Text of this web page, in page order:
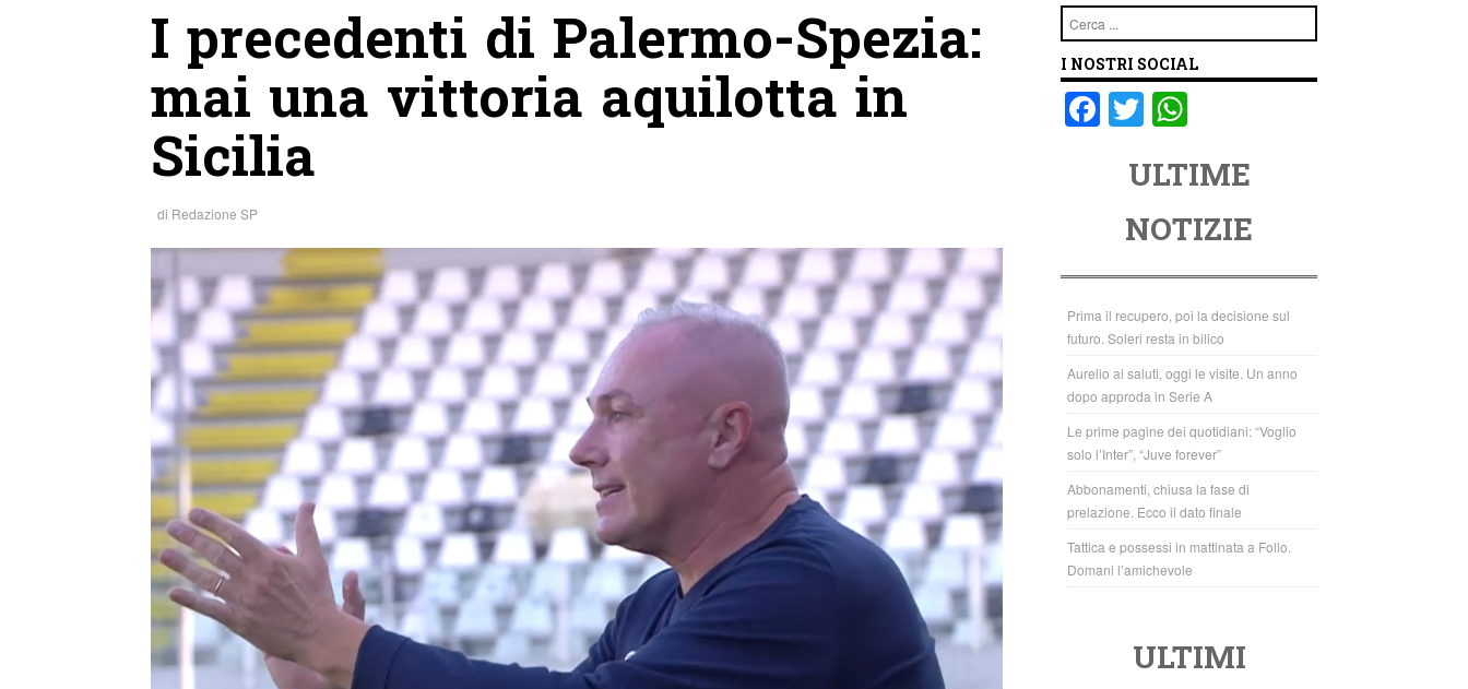
I precedenti di Palermo-Spezia:
mai una vittoria aquilotta in
Sicilia
di Redazione SP
Cerca
I NOSTRI SOCIAL
F
o
o
k
T
tt
er
at
s
A
p
p
ULTIME
NOTIZIE
Prima il recupero, poi la decisione sul
futuro. Soleri resta in bilico
Aurelio ai saluti, oggi le visite. Un anno
dopo approda in Serie A
Le prime pagine dei quotidiani: “Voglio
solo l’Inter”, “Juve forever”
Abbonamenti, chiusa la fase di
prelazione. Ecco il dato finale
Tattica e possessi in mattinata a Follo.
Domani l’amichevole
ULTIMI